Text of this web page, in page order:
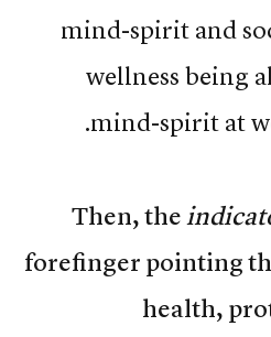
mind-spirit and
wellness being
mind-spirit at
Then, the
forefinger pointing
health,